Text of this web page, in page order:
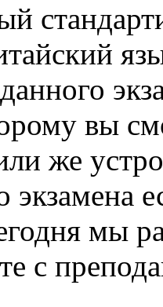
вы
же
экзамена
мы
с